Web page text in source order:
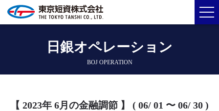
日銀オペレーション
BOJ OPERATION
【 2023年 6月の金融調節 】 ( 06/ 01 〜 06/ 30 )